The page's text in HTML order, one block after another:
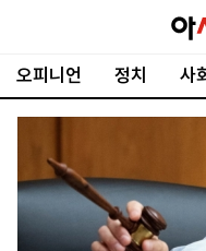
오피니언 정치 사
뉴
스
최
신
속
보
정
치
사
회
경
제
국
제
오
피
니
언
피
플
아
투
시
티
문
화
·
스
포
포
토